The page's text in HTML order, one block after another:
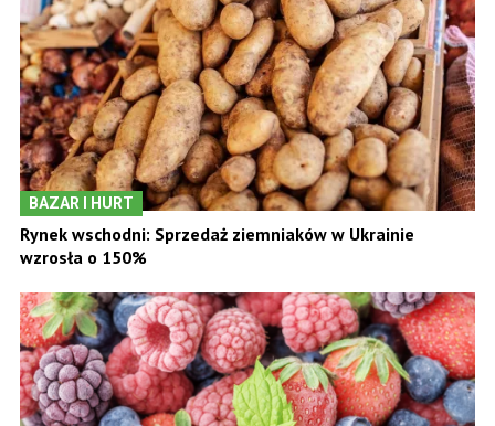
BAZAR I HURT
Rynek wschodni: Sprzedaż ziemniaków w Ukrainie
wzrosła o 150%